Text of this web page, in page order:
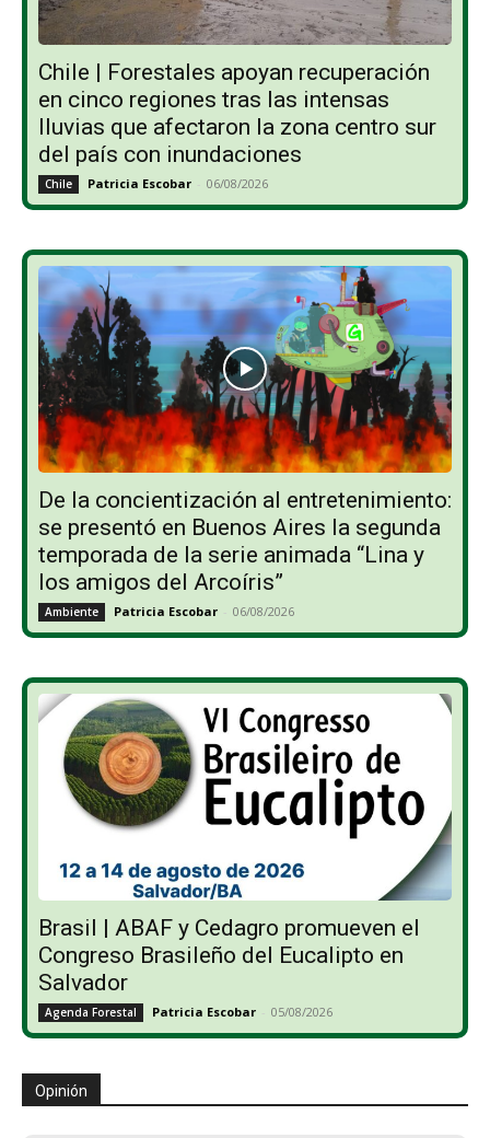
Chile | Forestales apoyan recuperación
en cinco regiones tras las intensas
lluvias que afectaron la zona centro sur
del país con inundaciones
Chile Patricia Escobar - 06/08/2026
De la concientización al entretenimiento:
se presentó en Buenos Aires la segunda
temporada de la serie animada “Lina y
los amigos del Arcoíris”
Ambiente Patricia Escobar - 06/08/2026
Brasil | ABAF y Cedagro promueven el
Congreso Brasileño del Eucalipto en
Salvador
Agenda Forestal Patricia Escobar - 05/08/2026
Opinión